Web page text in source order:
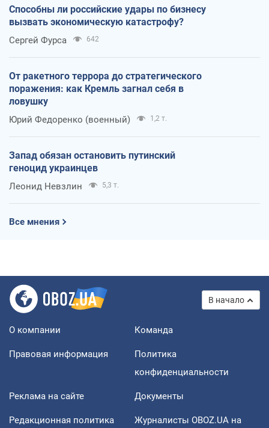
Способны ли российские удары по бизнесу
вызвать экономическую катастрофу?
Сергей Фурса 642
От ракетного террора до стратегического
поражения: как Кремль загнал себя в
ловушку
Юрий Федоренко (военный) 1,2 т.
Запад обязан остановить путинский
геноцид украинцев
Леонид Невзлин 5,3 т.
Все мнения
В начало
О компании Команда
Правовая информация
Политика
конфиденциальности
Реклама на сайте Документы
Редакционная политика
Журналисты OBOZ.UA на